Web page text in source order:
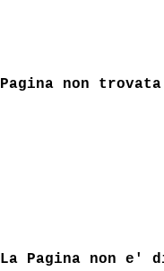
Pagina non trovata
La Pagina non e'